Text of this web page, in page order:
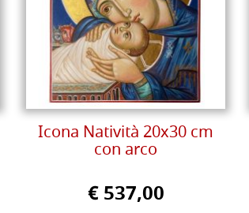
Icona Natività 20x30 cm
con arco
€ 537,00